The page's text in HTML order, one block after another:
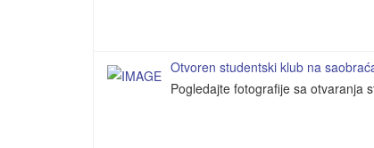
Otvoren studentski klub na
Pogledajte fotografije sa otvaranja